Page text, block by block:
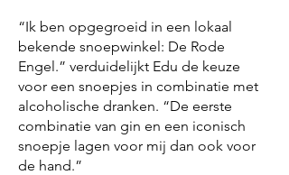
“Ik ben opgegroeid in een lokaal
bekende snoepwinkel: De Rode
Engel.” verduidelijkt Edu de keuze
voor een snoepjes in combinatie met
alcoholische dranken. “De eerste
combinatie van gin en een iconisch
snoepje lagen voor mij dan ook voor
de hand.”